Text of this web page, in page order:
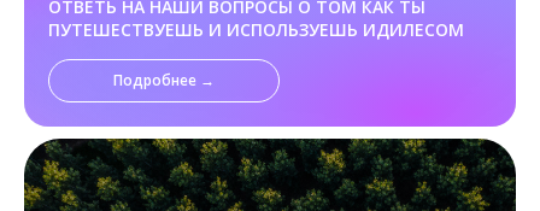
ОТВЕТЬ НА НАШИ ВОПРОСЫ О ТОМ КАК ТЫ
ПУТЕШЕСТВУЕШЬ И ИСПОЛЬЗУЕШЬ ИДИЛЕСОМ
Подробнее →